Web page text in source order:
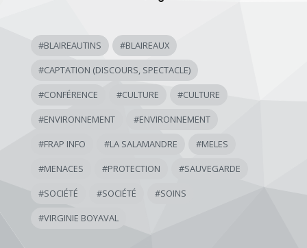
#BLAIREAUTINS #BLAIREAUX
#CAPTATION (DISCOURS, SPECTACLE)
#CONFÉRENCE #CULTURE #CULTURE
#ENVIRONNEMENT #ENVIRONNEMENT
#FRAP INFO #LA SALAMANDRE #MELES
#MENACES #PROTECTION #SAUVEGARDE
#SOCIÉTÉ #SOCIÉTÉ #SOINS
#VIRGINIE BOYAVAL